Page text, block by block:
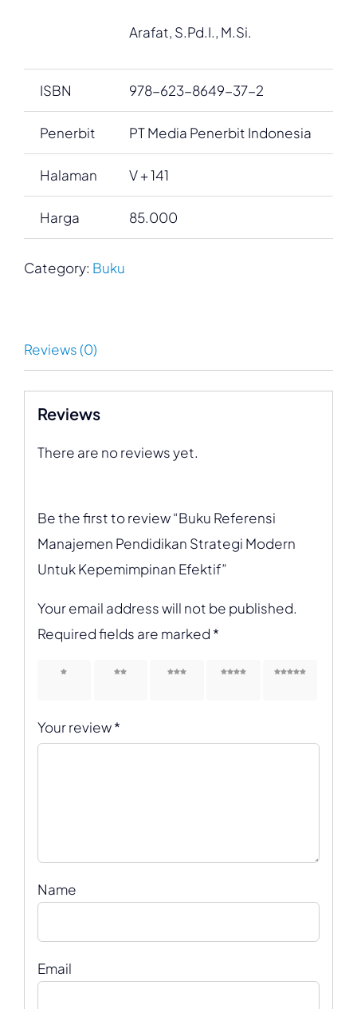
Arafat, S.Pd.I., M.Si.
ISBN 978-623-8649-37-2
Penerbit PT Media Penerbit Indonesia
Halaman V + 141
Harga 85.000
Category: Buku
Reviews (0)
Reviews
There are no reviews yet.
Be the first to review “Buku Referensi
Manajemen Pendidikan Strategi Modern
Untuk Kepemimpinan Efektif”
Your email address will not be published.
Required fields are marked *
1 of 5 2 of 5 3 of 5 4 of 5 5 of 5
Your review*
Name
Email